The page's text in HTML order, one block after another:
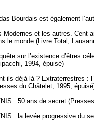
Bourdais est également
Modernes et les autres. Cent
le monde (Livre Total,
sur l’existence d’êtres
1994, épuisé)
ils déjà là ? Extraterrestres :
du Châtelet, 1995,
: 50 ans de secret
: la levée progressive du